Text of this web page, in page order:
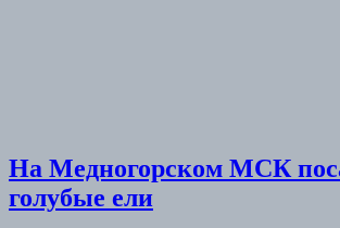
На Медногорском МСК
голубые ели